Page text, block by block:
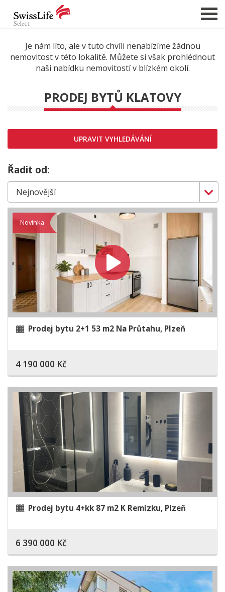
NABÍDKA NEMOVITOSTÍ
HLÍDAT NOVÉ NABÍDKY
SLUŽBY
KARIÉRA
FINANCOVÁNÍ / HYPOTÉKA
KONTAKT
Je nám líto, ale v tuto chvíli nenabízíme žádnou
nemovitost v této lokalitě. Můžete si však prohlédnout
naši nabídku nemovitostí v blízkém okolí.
PRODEJ BYTŮ KLATOVY
UPRAVIT VYHLEDÁVÁNÍ
Řadit od:
Novinka
Prodej bytu 2+1 53 m2 Na Průtahu, Plzeň
4 190 000 Kč
Prodej bytu 4+kk 87 m2 K Remízku, Plzeň
6 390 000 Kč